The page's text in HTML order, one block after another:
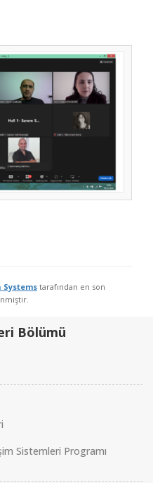
tarafından en son
Bölümü
Sistemleri Programı